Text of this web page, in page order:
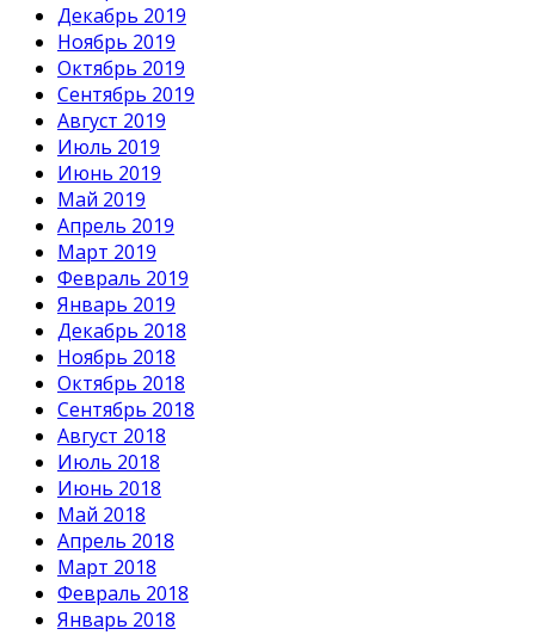
Декабрь 2019
Ноябрь 2019
Октябрь 2019
Сентябрь 2019
Август 2019
Июль 2019
Июнь 2019
Май 2019
Апрель 2019
Март 2019
Февраль 2019
Январь 2019
Декабрь 2018
Ноябрь 2018
Октябрь 2018
Сентябрь 2018
Август 2018
Июль 2018
Июнь 2018
Май 2018
Апрель 2018
Март 2018
Февраль 2018
Январь 2018